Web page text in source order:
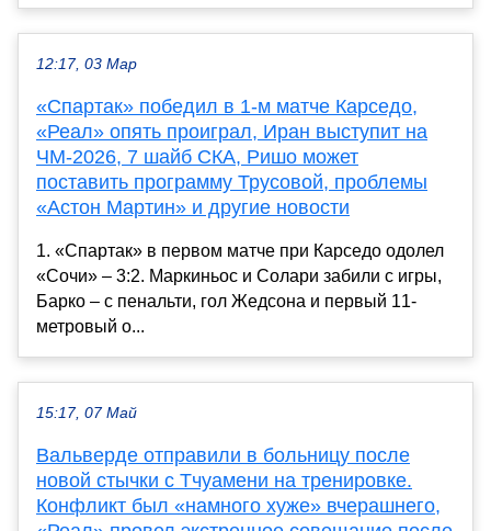
12:17, 03 Мар
«Спартак» победил в 1-м матче Карседо,
«Реал» опять проиграл, Иран выступит на
ЧМ-2026, 7 шайб СКА, Ришо может
поставить программу Трусовой, проблемы
«Астон Мартин» и другие новости
1. «Спартак» в первом матче при Карседо одолел
«Сочи» – 3:2. Маркиньос и Солари забили с игры,
Барко – с пенальти, гол Жедсона и первый 11-
метровый о...
15:17, 07 Май
Вальверде отправили в больницу после
новой стычки с Тчуамени на тренировке.
Конфликт был «намного хуже» вчерашнего,